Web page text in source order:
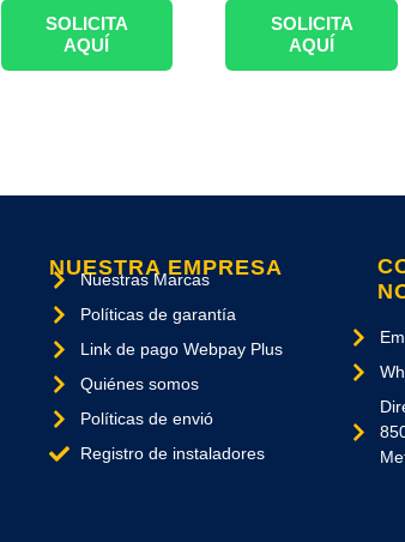
SOLICITA
AQUÍ
SOLICITA
AQUÍ
NUESTRA EMPRESA
Nuestras Marcas
Políticas de garantía
Link de pago Webpay Plus
Quiénes somos
Políticas de envió
Registro de instaladores